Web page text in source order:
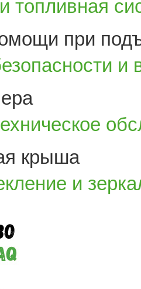
топливная
при
и
крыша
и